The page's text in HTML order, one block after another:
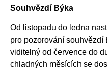
Souhvězdí Býka
Od listopadu do ledna
pro pozorování
viditelný od července do
chladných měsících se